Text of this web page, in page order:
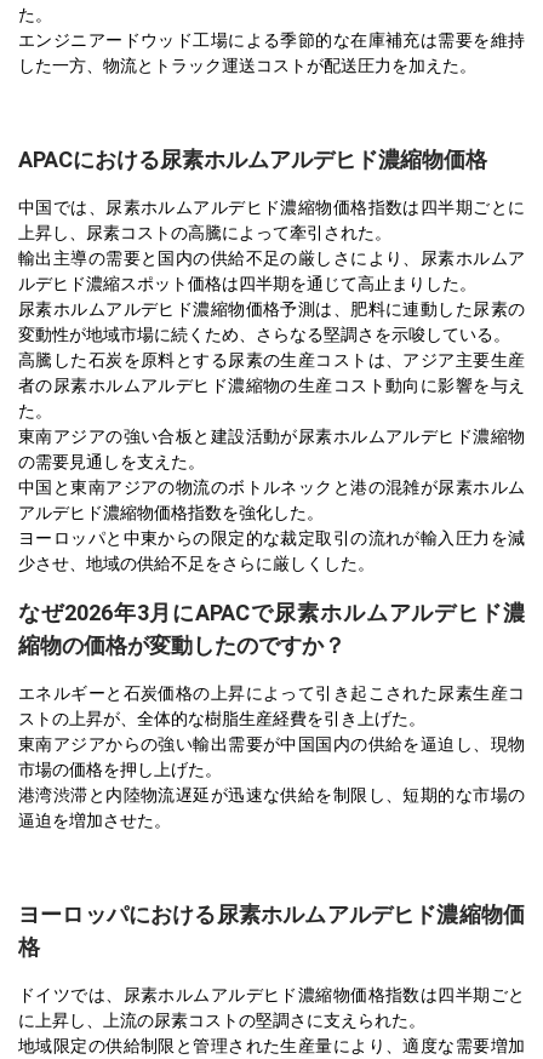
た。
エンジニアードウッド工場による季節的な在庫補充は需要を維持
した一方、物流とトラック運送コストが配送圧力を加えた。
APACにおける尿素ホルムアルデヒド濃縮物価格
中国では、尿素ホルムアルデヒド濃縮物価格指数は四半期ごとに
上昇し、尿素コストの高騰によって牽引された。
輸出主導の需要と国内の供給不足の厳しさにより、尿素ホルムア
ルデヒド濃縮スポット価格は四半期を通じて高止まりした。
尿素ホルムアルデヒド濃縮物価格予測は、肥料に連動した尿素の
変動性が地域市場に続くため、さらなる堅調さを示唆している。
高騰した石炭を原料とする尿素の生産コストは、アジア主要生産
者の尿素ホルムアルデヒド濃縮物の生産コスト動向に影響を与え
た。
東南アジアの強い合板と建設活動が尿素ホルムアルデヒド濃縮物
の需要見通しを支えた。
中国と東南アジアの物流のボトルネックと港の混雑が尿素ホルム
アルデヒド濃縮物価格指数を強化した。
ヨーロッパと中東からの限定的な裁定取引の流れが輸入圧力を減
少させ、地域の供給不足をさらに厳しくした。
なぜ2026年3月にAPACで尿素ホルムアルデヒド濃
縮物の価格が変動したのですか？
エネルギーと石炭価格の上昇によって引き起こされた尿素生産コ
ストの上昇が、全体的な樹脂生産経費を引き上げた。
東南アジアからの強い輸出需要が中国国内の供給を逼迫し、現物
市場の価格を押し上げた。
港湾渋滞と内陸物流遅延が迅速な供給を制限し、短期的な市場の
逼迫を増加させた。
ヨーロッパにおける尿素ホルムアルデヒド濃縮物価
格
ドイツでは、尿素ホルムアルデヒド濃縮物価格指数は四半期ごと
に上昇し、上流の尿素コストの堅調さに支えられた。
地域限定の供給制限と管理された生産量により、適度な需要増加